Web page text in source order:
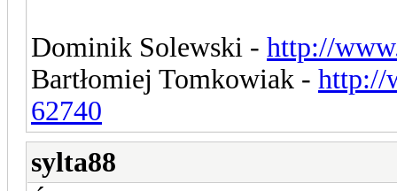
Dominik Solewski - http://
Bartłomiej Tomkowiak - http://
62740
sylta88